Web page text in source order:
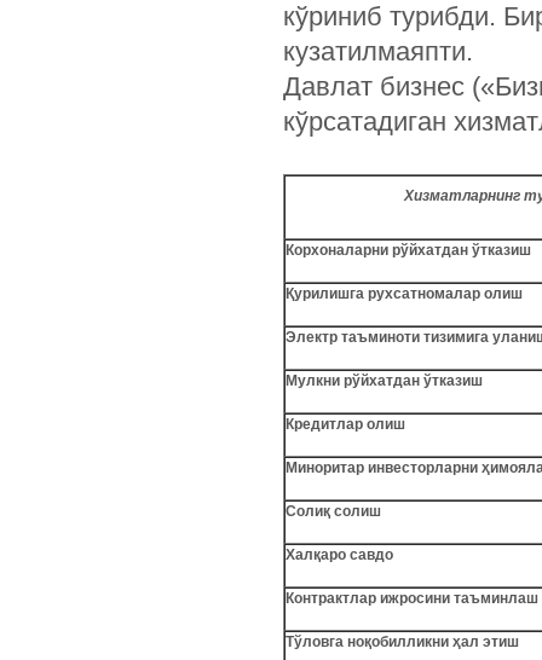
кўриниб турибди.
кузатилмаяпти.
Давлат бизнес
кўрсатадиган
Хизматларнинг
Корхоналарни рўйхатдан ўтказиш
Қурилишга рухсатномалар олиш
Электр таъминоти тизимига
Мулкни рўйхатдан ўтказиш
Кредитлар олиш
Миноритар инвесторларни
Солиқ солиш
Халқаро савдо
Контрактлар ижросини таъминлаш
Тўловга ноқобилликни ҳал этиш